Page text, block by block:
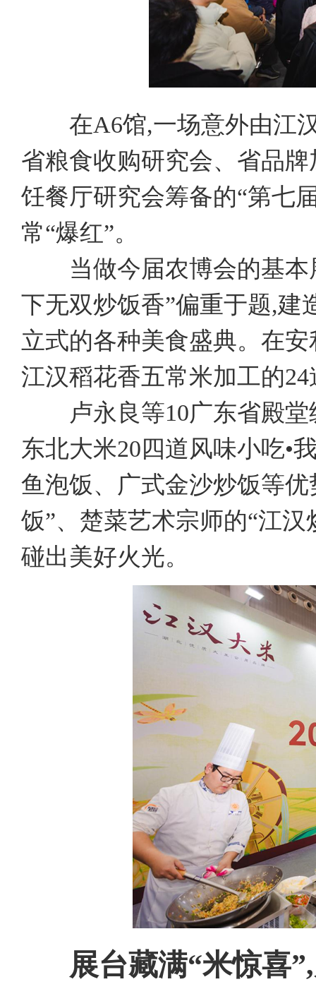
在A6馆,一场意外由江汉
省粮食收购研究会、省品
饪餐厅研究会筹备的“第七
常“爆红”。
当做今届农博会的基本
下无双炒饭香”偏重于题,建
立式的各种美食盛典。在
江汉稻花香五常米加工的
卢永良等10广东省殿堂
东北大米20四道风味小吃•
鱼泡饭、广式金沙炒饭等
饭”、楚菜艺术宗师的“江
碰出美好火光。
展台藏满“米惊喜